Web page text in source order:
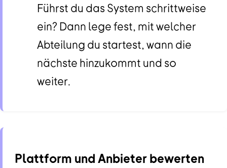
Führst du das System schrittweise
ein? Dann lege fest, mit welcher
Abteilung du startest, wann die
nächste hinzukommt und so
weiter.
Plattform und Anbieter bewerten